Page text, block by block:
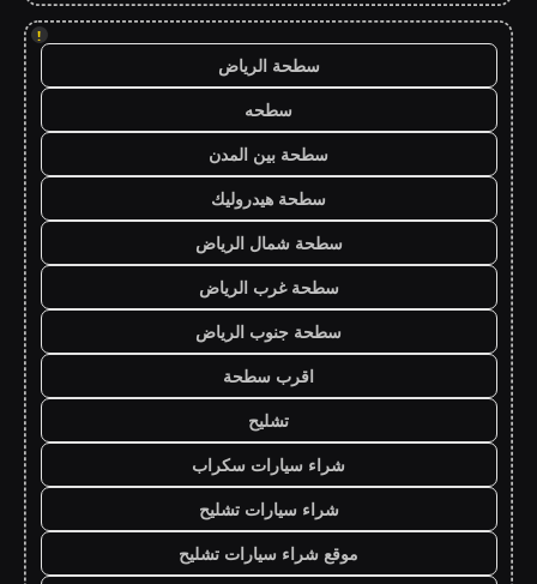
!
سطحة الرياض
سطحه
سطحة بين المدن
سطحة هيدروليك
سطحة شمال الرياض
سطحة غرب الرياض
سطحة جنوب الرياض
اقرب سطحة
تشليح
شراء سيارات سكراب
شراء سيارات تشليح
موقع شراء سيارات تشليح